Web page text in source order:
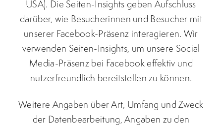
USA). Die Seiten-Insights geben Aufschluss
darüber, wie Besucherinnen und Besucher mit
unserer Facebook-Präsenz interagieren. Wir
verwenden Seiten-Insights, um unsere Social
Media-Präsenz bei Facebook effektiv und
nutzerfreundlich bereitstellen zu können.
Weitere Angaben über Art, Umfang und Zweck
der Datenbearbeitung, Angaben zu den